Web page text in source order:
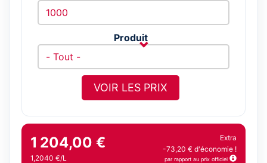
Produit
VOIR LES PRIX
1 204,00 €
1,2040 €/L
Extra
-73,20 € d'économie !
par rapport au prix officiel